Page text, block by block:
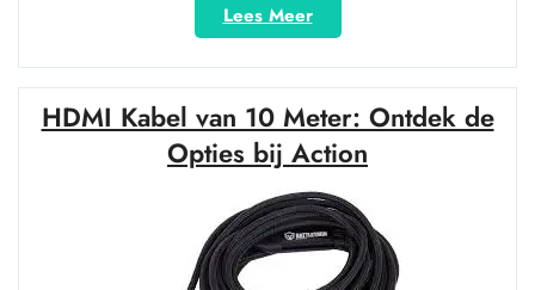
Lees Meer“Ontdek
de
Ultieme
Beeldkwaliteit
met
HDMI
8K
5m
Kabels”
HDMI Kabel van 10 Meter: Ontdek de
Opties bij Action